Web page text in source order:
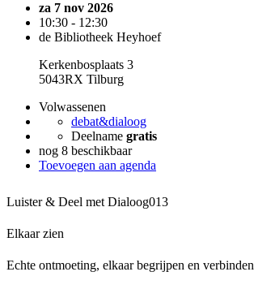
za 7 nov 2026
10:30 - 12:30
de Bibliotheek Heyhoef
Kerkenbosplaats 3
5043RX Tilburg
Volwassenen
debat&dialoog
Deelname gratis
nog 8 beschikbaar
Toevoegen aan agenda
Luister & Deel met Dialoog013
Elkaar zien
Echte ontmoeting, elkaar begrijpen en verbinden